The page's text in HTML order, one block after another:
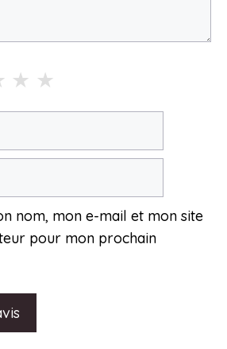
★
★
nom, mon e-mail et mon site
pour mon prochain